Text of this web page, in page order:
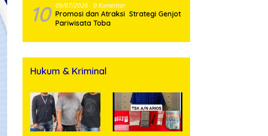
10 09/07/2026 0 Komentar
Promosi dan Atraksi Strategi Genjot
Pariwisata Toba
Hukum & Kriminal